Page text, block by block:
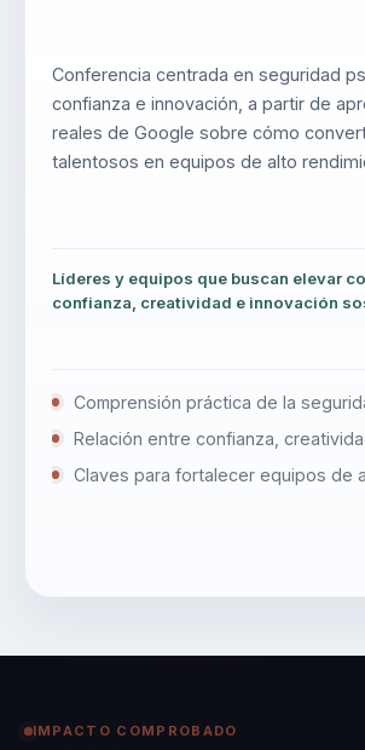
Conferencia centrada en seguridad
confianza e innovación, a partir de
reales de Google sobre cómo
talentosos en equipos de alto
Líderes y equipos que buscan elevar
confianza, creatividad e innovación
Comprensión práctica de la
Relación entre confianza,
Claves para fortalecer equipos de
IMPACTO COMPROBADO